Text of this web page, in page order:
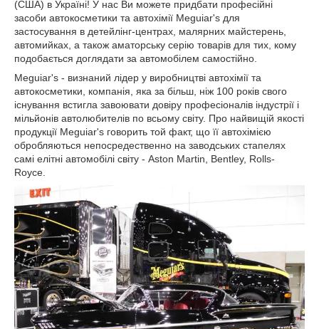
(США) в Україні! У нас Ви можете придбати професійні
засоби автокосметики та автохімії Meguiar's для
застосування в детейлінг-центрах, малярних майстерень,
автомийках, а також аматорську серію товарів для тих, кому
подобається доглядати за автомобілем самостійно.
Meguiar's - визнаний лідер у виробництві автохімії та
автокосметики, компанія, яка за більш, ніж 100 років свого
існування встигла завоювати довіру професіоналів індустрії і
мільйонів автолюбителів по всьому світу. Про найвищій якості
продукції Meguiar's говорить той факт, що її автохімією
обробляються непосредественно на заводських стапелях
самі елітні автомобілі світу - Aston Martin, Bentley, Rolls-
Royce.